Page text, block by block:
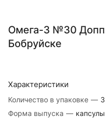
Омега-3 №30
Бобруйске
Характеристики
Количество в упаковке —
Форма выпуска — капсулы